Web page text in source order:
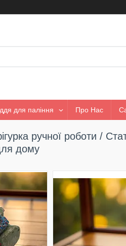
для паління Про Нас
ручної роботи /
дому